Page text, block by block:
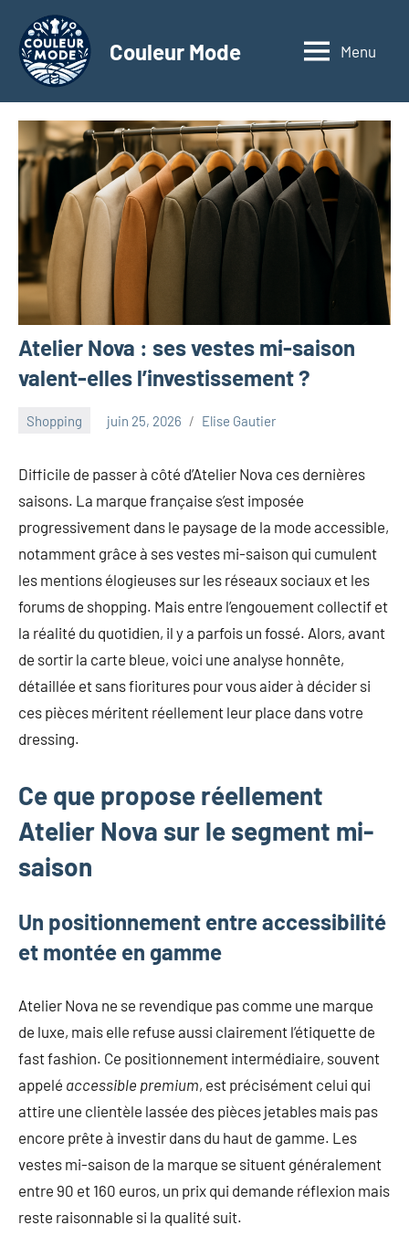
contenu
Couleur Mode
Explorez
monde
des
textiles
d'affaires
à
travers
nos
articles
dédiés
matériaux
innovants,
l'entrepreneuriat,
au
recyclage
dans
aux
événements
clés.
Rejoignez-
pour
des
la
mode
plus
Menu
Atelier Nova : ses vestes mi-saison
valent-elles l’investissement ?
Shopping juin 25, 2026 Elise Gautier
Difficile de passer à côté d’Atelier Nova ces dernières
saisons. La marque française s’est imposée
progressivement dans le paysage de la mode accessible,
notamment grâce à ses vestes mi-saison qui cumulent
les mentions élogieuses sur les réseaux sociaux et les
forums de shopping. Mais entre l’engouement collectif et
la réalité du quotidien, il y a parfois un fossé. Alors, avant
de sortir la carte bleue, voici une analyse honnête,
détaillée et sans fioritures pour vous aider à décider si
ces pièces méritent réellement leur place dans votre
dressing.
Ce que propose réellement
Atelier Nova sur le segment mi-
saison
Un positionnement entre accessibilité
et montée en gamme
Atelier Nova ne se revendique pas comme une marque
de luxe, mais elle refuse aussi clairement l’étiquette de
fast fashion. Ce positionnement intermédiaire, souvent
appelé accessible premium, est précisément celui qui
attire une clientèle lassée des pièces jetables mais pas
encore prête à investir dans du haut de gamme. Les
vestes mi-saison de la marque se situent généralement
entre 90 et 160 euros, un prix qui demande réflexion mais
reste raisonnable si la qualité suit.